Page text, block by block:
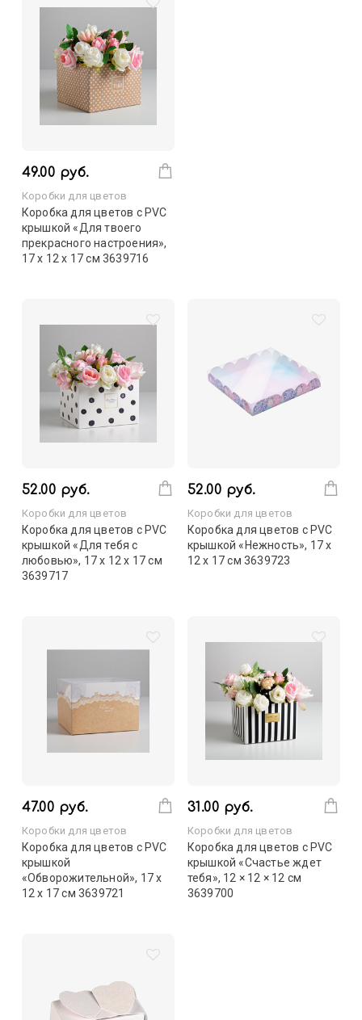
49.00 руб.
Коробки для цветов
Коробка для цветов с PVC
крышкой «Для твоего
прекрасного настроения»,
17 х 12 х 17 см 3639716
52.00 руб.
Коробки для цветов
Коробка для цветов с PVC
крышкой «Для тебя с
любовью», 17 х 12 х 17 см
3639717
52.00 руб.
Коробки для цветов
Коробка для цветов с PVC
крышкой «Нежность», 17 х
12 х 17 см 3639723
47.00 руб.
Коробки для цветов
Коробка для цветов с PVC
крышкой
«Обворожительной», 17 х
12 х 17 см 3639721
31.00 руб.
Коробки для цветов
Коробка для цветов с PVC
крышкой «Счастье ждет
тебя», 12 × 12 × 12 см
3639700